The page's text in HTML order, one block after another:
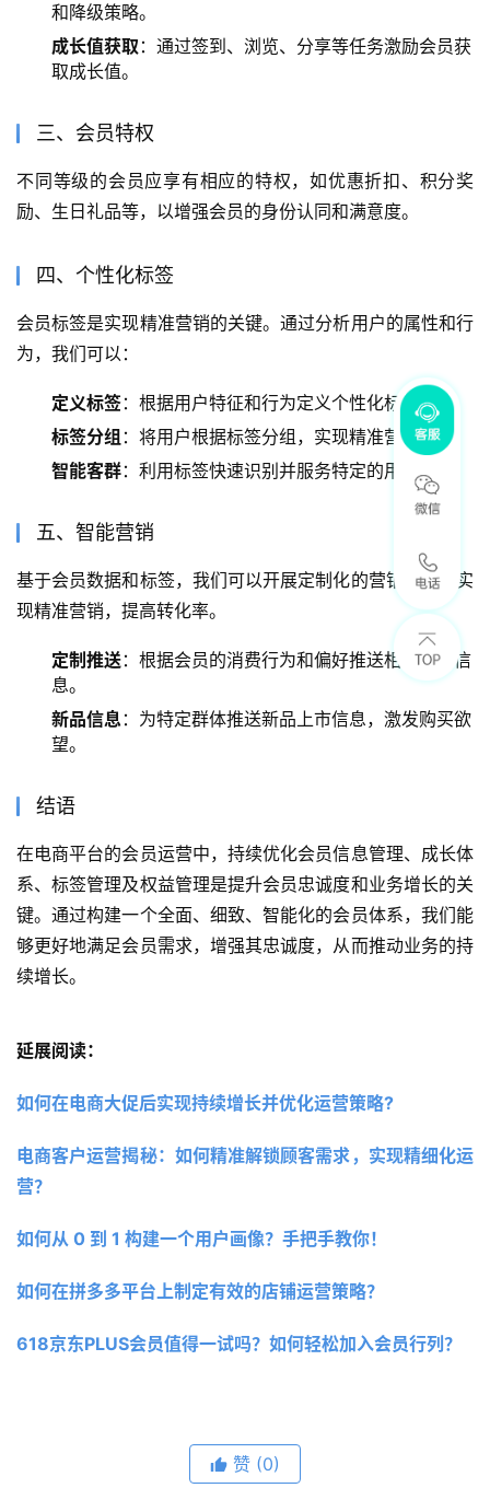
和降级策略。
成长值获取 ：通过签到、浏览、分享等任务激励会员获
取成长值。
三、会员特权
不同等级的会员应享有相应的特权，如优惠折扣、积分奖
励、生日礼品等，以增强会员的身份认同和满意度。
四、个性化标签
会员标签是实现精准营销的关键。通过分析用户的属性和行
为，我们可以：
定义标签：根据用户特征和行为定义个性化标签。
标签分组 ：将用户根据标签分组，实现精准营销。
智能客群：利用标签快速识别并服务特定的用户群体。
五、智能营销
基于会员数据和标签，我们可以开展定制化的营销活动，实
现精准营销，提高转化率。
定制推送：根据会员的消费行为和偏好推送相关促销信
息。
新品信息：为特定群体推送新品上市信息，激发购买欲
望。
结语
在电商平台的会员运营中，持续优化会员信息管理、成长体
系、标签管理及权益管理是提升会员忠诚度和业务增长的关
键。通过构建一个全面、细致、智能化的会员体系，我们能
够更好地满足会员需求，增强其忠诚度，从而推动业务的持
续增长。
延展阅读：
如何在电商大促后实现持续增长并优化运营策略?
电商客户运营揭秘：如何精准解锁顾客需求，实现精细化运
营？
如何从 0 到 1 构建一个用户画像？手把手教你！
如何在拼多多平台上制定有效的店铺运营策略？
618京东PLUS会员值得一试吗？如何轻松加入会员行列？
赞 (0)